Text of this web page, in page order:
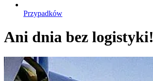
Przypadków
Ani dnia bez logistyki!